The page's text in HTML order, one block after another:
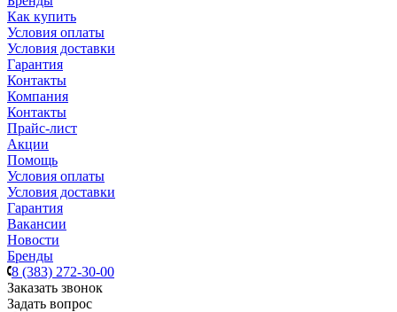
Как купить
Условия оплаты
Условия доставки
Гарантия
Контакты
Компания
Контакты
Прайс-лист
Акции
Помощь
Условия оплаты
Условия доставки
Гарантия
Вакансии
Новости
Бренды
8 (383) 272-30-00
Заказать звонок
Задать вопрос